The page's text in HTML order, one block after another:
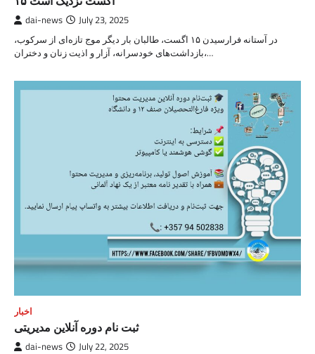
dai-news July 23, 2025
در آستانه فرارسیدن ۱۵ اگست، طالبان بار دیگر موج تازه‌ای از سرکوب،
بازداشت‌های خودسرانه، آزار و اذیت زنان و دختران،…
اخبار
ثبت نام دوره آنلاین مدیریتی
dai-news July 22, 2025